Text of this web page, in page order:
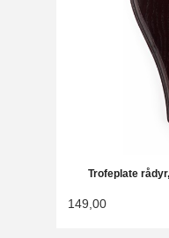
Trofeplate
149,00